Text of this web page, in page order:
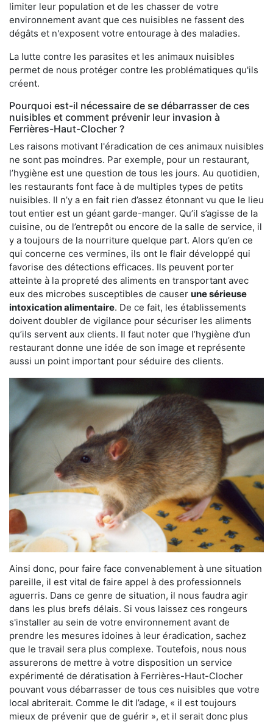
limiter leur population et de les chasser de votre
environnement avant que ces nuisibles ne fassent des
dégâts et n'exposent votre entourage à des maladies.
La lutte contre les parasites et les animaux nuisibles
permet de nous protéger contre les problématiques qu'ils
créent.
Pourquoi est-il nécessaire de se débarrasser de ces
nuisibles et comment prévenir leur invasion à
Ferrières-Haut-Clocher ?
Les raisons motivant l'éradication de ces animaux nuisibles
ne sont pas moindres. Par exemple, pour un restaurant,
l’hygiène est une question de tous les jours. Au quotidien,
les restaurants font face à de multiples types de petits
nuisibles. Il n’y a en fait rien d’assez étonnant vu que le lieu
tout entier est un géant garde-manger. Qu’il s’agisse de la
cuisine, ou de l’entrepôt ou encore de la salle de service, il
y a toujours de la nourriture quelque part. Alors qu’en ce
qui concerne ces vermines, ils ont le flair développé qui
favorise des détections efficaces. Ils peuvent porter
atteinte à la propreté des aliments en transportant avec
eux des microbes susceptibles de causer une sérieuse
intoxication alimentaire. De ce fait, les établissements
doivent doubler de vigilance pour sécuriser les aliments
qu’ils servent aux clients. Il faut noter que l’hygiène d’un
restaurant donne une idée de son image et représente
aussi un point important pour séduire des clients.
Ainsi donc, pour faire face convenablement à une situation
pareille, il est vital de faire appel à des professionnels
aguerris. Dans ce genre de situation, il nous faudra agir
dans les plus brefs délais. Si vous laissez ces rongeurs
s'installer au sein de votre environnement avant de
prendre les mesures idoines à leur éradication, sachez
que le travail sera plus complexe. Toutefois, nous nous
assurerons de mettre à votre disposition un service
expérimenté de dératisation à Ferrières-Haut-Clocher
pouvant vous débarrasser de tous ces nuisibles que votre
local abriterait. Comme le dit l’adage, « il est toujours
mieux de prévenir que de guérir », et il serait donc plus